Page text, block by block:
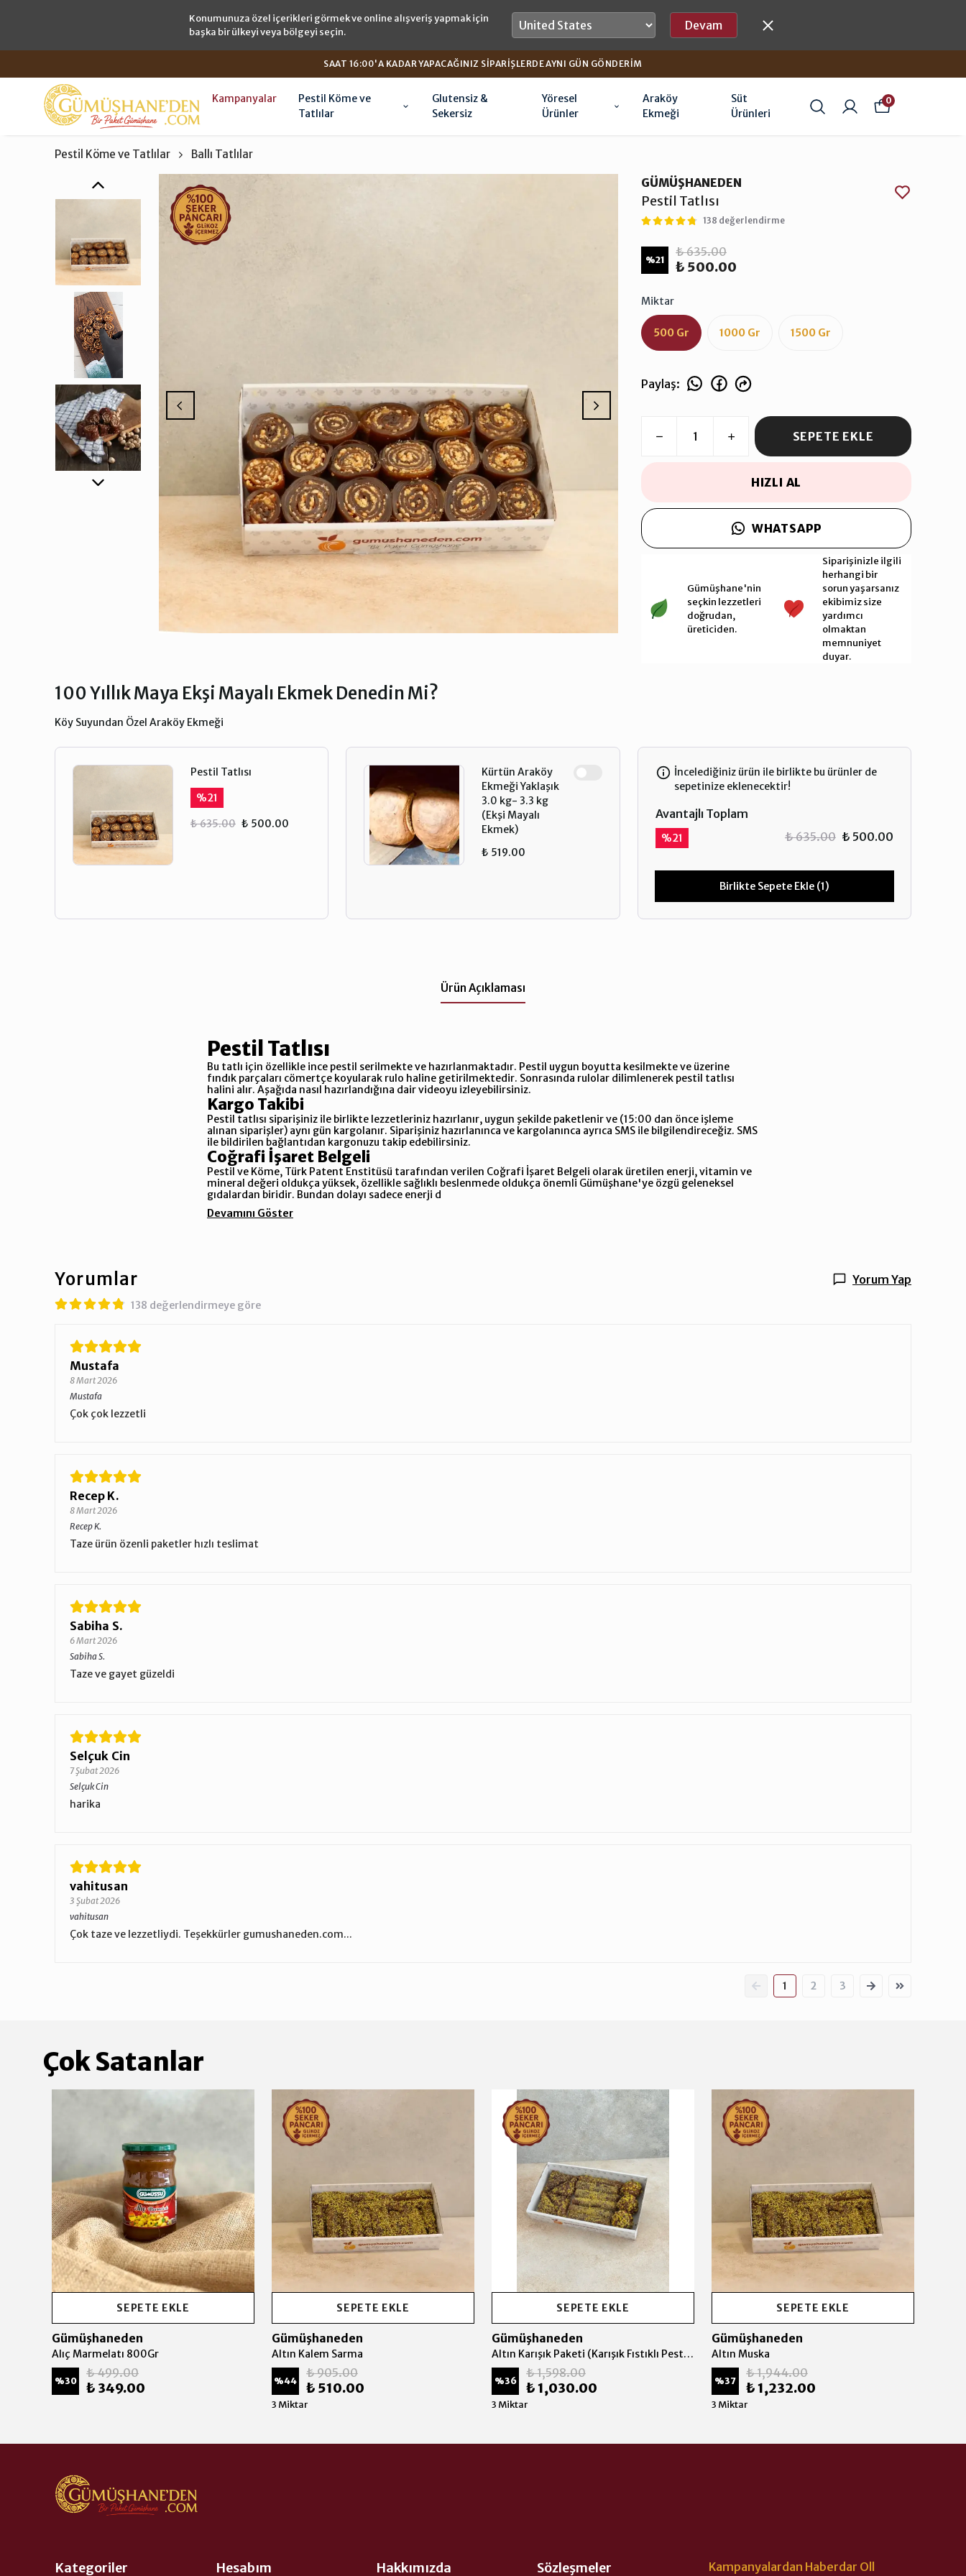
Konumunuza özel içerikleri görmek ve online alışveriş yapmak için
başka bir ülkeyi veya bölgeyi seçin.
Devam
SAAT 16:00'A KADAR YAPACAĞINIZ SIPARIŞLERDE AYNI GÜN GÖNDERIM
Kampanyalar
Pestil Köme ve
Tatlılar
Glutensiz &
Sekersiz
Yöresel
Ürünler
Araköy
Ekmeği
Süt
Ürünleri
0
Pestil Köme ve Tatlılar Ballı Tatlılar
GÜMÜŞHANEDEN
Pestil Tatlısı
138 değerlendirme
%21
₺ 635.00
₺ 500.00
Miktar
500 Gr 1000 Gr 1500 Gr
Paylaş:
SEPETE EKLE
HIZLI AL
WHATSAPP
Gümüşhane'nin
seçkin lezzetleri
doğrudan,
üreticiden.
Siparişinizle ilgili
herhangi bir
sorun yaşarsanız
ekibimiz size
yardımcı
olmaktan
memnuniyet
duyar.
100 Yıllık Maya Ekşi Mayalı Ekmek Denedin Mi?
Köy Suyundan Özel Araköy Ekmeği
Pestil Tatlısı
%21
₺ 635.00 ₺ 500.00
Kürtün Araköy
Ekmeği Yaklaşık
3.0 kg- 3.3 kg
(Ekşi Mayalı
Ekmek)
₺ 519.00
İncelediğiniz ürün ile birlikte bu ürünler de
sepetinize eklenecektir!
Avantajlı Toplam
%21 ₺ 635.00 ₺ 500.00
Birlikte Sepete Ekle (1)
Ürün Açıklaması
Pestil Tatlısı
Bu tatlı için özellikle ince pestil serilmekte ve hazırlanmaktadır. Pestil uygun boyutta kesilmekte ve üzerine
fındık parçaları cömertçe koyularak rulo haline getirilmektedir. Sonrasında rulolar dilimlenerek pestil tatlısı
halini alır. Aşağıda nasıl hazırlandığına dair videoyu izleyebilirsiniz.
Kargo Takibi
Pestil tatlısı siparişiniz ile birlikte lezzetleriniz hazırlanır, uygun şekilde paketlenir ve (15:00 dan önce işleme
alınan siparişler) aynı gün kargolanır. Siparişiniz hazırlanınca ve kargolanınca ayrıca SMS ile bilgilendireceğiz. SMS
ile bildirilen bağlantıdan kargonuzu takip edebilirsiniz.
Coğrafi İşaret Belgeli
Pestil ve Köme, Türk Patent Enstitüsü tarafından verilen Coğrafi İşaret Belgeli olarak üretilen enerji, vitamin ve
mineral değeri oldukça yüksek, özellikle sağlıklı beslenmede oldukça önemli Gümüşhane'ye özgü geleneksel
gıdalardan biridir. Bundan dolayı sadece enerji d
Devamını Göster
Yorumlar Yorum Yap
138 değerlendirmeye göre
Mustafa
8 Mart 2026
Mustafa
Çok çok lezzetli
Recep K.
8 Mart 2026
Recep K.
Taze ürün özenli paketler hızlı teslimat
Sabiha S.
6 Mart 2026
Sabiha S.
Taze ve gayet güzeldi
Selçuk Cin
7 Şubat 2026
Selçuk Cin
harika
vahitusan
3 Şubat 2026
vahitusan
Çok taze ve lezzetliydi. Teşekkürler gumushaneden.com...
1 2 3
Çok Satanlar
SEPETE EKLE
Gümüşhaneden
Alıç Marmelatı 800Gr
%30
₺ 499.00
₺ 349.00
SEPETE EKLE
Gümüşhaneden
Altın Kalem Sarma
%44
₺ 905.00
₺ 510.00
3 Miktar
SEPETE EKLE
Gümüşhaneden
Altın Karışık Paketi (Karışık Fıstıklı Pestil Paketi)
%36
₺ 1,598.00
₺ 1,030.00
3 Miktar
SEPETE EKLE
Gümüşhaneden
Altın Muska
%37
₺ 1,944.00
₺ 1,232.00
3 Miktar
Kategoriler Hesabım Hakkımızda Sözleşmeler Kampanyalardan Haberdar Oll